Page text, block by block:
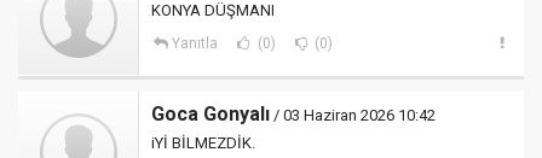
KONYA DÜŞMANI
Yanıtla (0) (0)
Goca Gonyalı / 03 Haziran 2026 10:42
iYİ BİLMEZDİK.